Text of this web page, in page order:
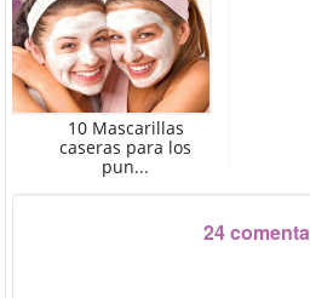
10 Mascarillas
caseras para los
pun...
24